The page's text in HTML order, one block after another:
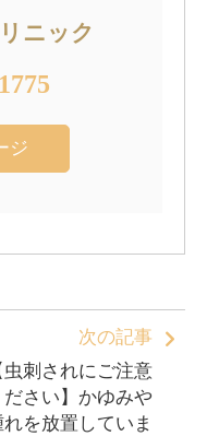
ニック
ジ
次の記事
虫刺されにご注意
ださい】かゆみや
れを放置していま